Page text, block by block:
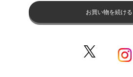
お買い物を続ける